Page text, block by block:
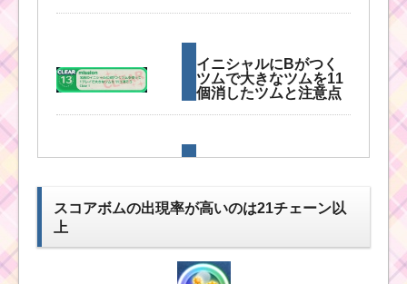
イニシャルにBがつく
ツムで大きなツムを11
個消したツムと注意点
スコアボムの出現率が高いのは21チェーン以
上